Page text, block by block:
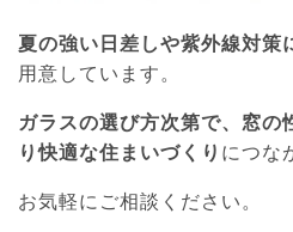
夏の強い日差しや紫外線対策
用意しています。
ガラスの選び方次第で、窓の
り快適な住まいづくり につな
お気軽にご相談ください。